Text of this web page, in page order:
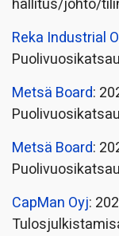
hallitus/johto/
Reka Industrial
Metsä Board:
Metsä Board:
CapMan Oyj: